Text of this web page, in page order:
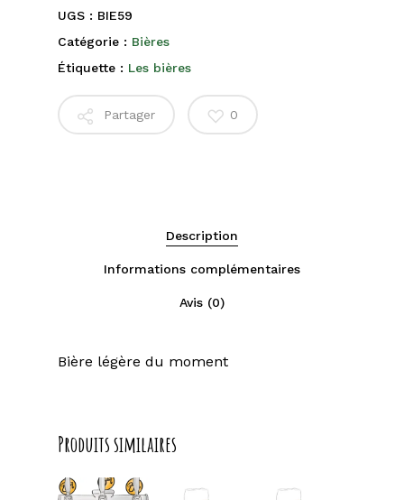
UGS : BIE59
Catégorie : Bières
Étiquette : Les bières
Partager 0
Description
Informations complémentaires
Avis (0)
Bière légère du moment
Produits similaires